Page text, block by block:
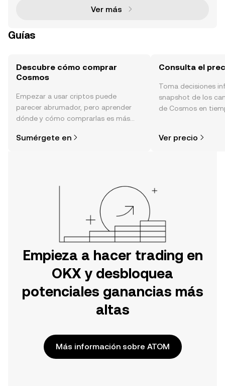
Ver más
Guías
Descubre cómo comprar
Cosmos
Empezar a usar criptos puede
parecer abrumador, pero aprender
dónde y cómo comprarlas es más
tu aventura en la aplicación móvil de
Sumérgete en
Consulta el
Toma decisiones
snapshot de los
de Cosmos en
Ver precio
Empieza a hacer trading en
OKX y desbloquea
potenciales ganancias más
altas
Más información sobre ATOM